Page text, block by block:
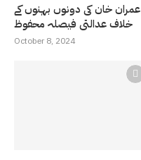
عمران خان کی دونوں بہنوں کے
خلاف عدالتی فیصلہ محفوظ
October 8, 2024